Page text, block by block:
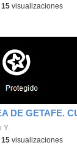
15 visualizaciones
Y.
15 visualizaciones